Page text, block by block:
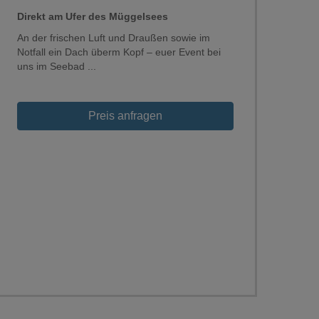
Direkt am Ufer des Müggelsees
An der frischen Luft und Draußen sowie im
Notfall ein Dach überm Kopf – euer Event bei
uns im Seebad ...
Preis anfragen